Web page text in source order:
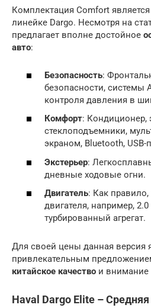
Комплектация Comfort
линейке Dargo. Несмотря на
предлагает вполне достойное
авто:
Безопасность:
безопасности, системы
контроля давления в
Комфорт: Кондиционер,
стеклоподъемники,
экраном, Bluetooth, USB-
Экстерьер:
дневные ходовые огни.
Двигатель: Как
двигателя, например,
турбированный агрегат.
Для своей цены данная версия
привлекательным
китайское качество и внимание
Haval Dargo Elite –